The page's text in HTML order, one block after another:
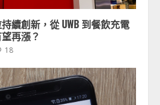
續創新，從 UWB 到餐飲充電
再漲？
18